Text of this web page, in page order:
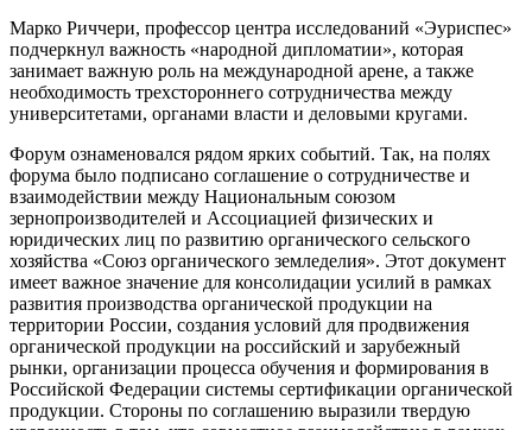
Марко Риччери, профессор центра исследований «Эуриспес»
подчеркнул важность «народной дипломатии», которая
занимает важную роль на международной арене, а также
необходимость трехстороннего сотрудничества между
университетами, органами власти и деловыми кругами.
Форум ознаменовался рядом ярких событий. Так, на полях
форума было подписано соглашение о сотрудничестве и
взаимодействии между Национальным союзом
зернопроизводителей и Ассоциацией физических и
юридических лиц по развитию органического сельского
хозяйства «Союз органического земледелия». Этот документ
имеет важное значение для консолидации усилий в рамках
развития производства органической продукции на
территории России, создания условий для продвижения
органической продукции на российский и зарубежный
рынки, организации процесса обучения и формирования в
Российской Федерации системы сертификации органической
продукции. Стороны по соглашению выразили твердую